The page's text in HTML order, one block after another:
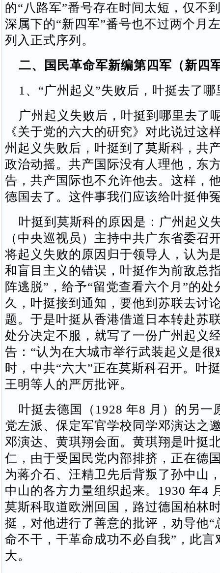
的“八路军”番号存在时间太短，仅不
深属下的“新四军”番号也不过两个月
列入正式序列。
二、国民革命军新编第四军（新四
1、“广州起义”失败后，叶挺去了哪
广州起义失败后，叶挺到哪里去了
《关于党的六大的硏究》对此说过这
州起义失败后，叶挺到了莫斯科，共
政治动摇。共产国际没有人理他，东
告，共产国际也不允许他去。这样，
德国去了。这件事我们应该给叶挺伸
叶挺到莫斯科的原因是：广州起义
（中央巡视员）主持中共广东省委召
将起义失败的原因归于领导人，认为
和盲目主义的错误，叶挺作为前敌总
阵逃脱”，给予“留党查看六个月”的处
久，叶挺接到通知，要他到苏联去讨
题。于是叶挺从香港借道日本转赴苏
处分决定不服，就写了一份广州起义
告：“认为在大城市举行武装起义是很
时，中共“六大”正在莫斯科召开。叶
王明等人的严厉批评。
叶挺去德国（1928 年8 月）的另一
党左派、保定军官学校同学邓演达之
邓演达、黄琪翔会面。黄琪翔是叶挺
仁，由于受国民党内部排挤，正在德
为蒋介石、汪精卫先后背叛了孙中山
中山的各方力量组织起来。1930 年4
莫斯科取道欧洲回国，路过德国柏林
挺，对他进行了善意的批评，劝导他“
命不干，干革命成功不必自我”，此言
大。